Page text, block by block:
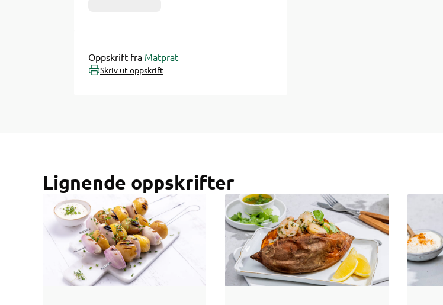
Oppskrift fra Matprat
Skriv ut oppskrift
Lignende oppskrifter